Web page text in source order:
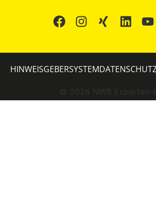
© 2026 NWB Experten-
HINWEISGEBERSYSTEM